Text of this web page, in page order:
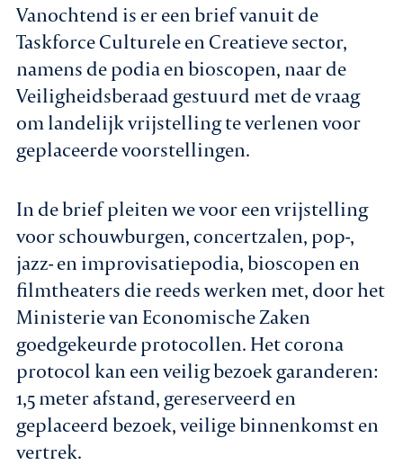
Vanochtend is er een brief vanuit de
Taskforce Culturele en Creatieve sector,
namens de podia en bioscopen, naar de
Veiligheidsberaad gestuurd met de vraag
om landelijk vrijstelling te verlenen voor
geplaceerde voorstellingen.
In de brief pleiten we voor een vrijstelling
voor schouwburgen, concertzalen, pop-,
jazz- en improvisatiepodia, bioscopen en
filmtheaters die reeds werken met, door het
Ministerie van Economische Zaken
goedgekeurde protocollen. Het corona
protocol kan een veilig bezoek garanderen:
1,5 meter afstand, gereserveerd en
geplaceerd bezoek, veilige binnenkomst en
vertrek.